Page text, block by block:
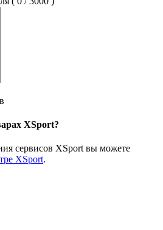
XSport?
сервисов XSport вы можете
XSport.